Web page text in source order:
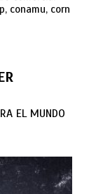
conamu, corn
EL MUNDO